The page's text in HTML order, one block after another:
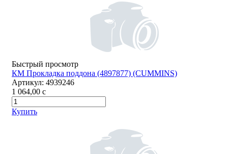
Быстрый просмотр
КМ Прокладка поддона (4897877) (СUMMINS)
Артикул: 4939246
1 064,00 c
Купить